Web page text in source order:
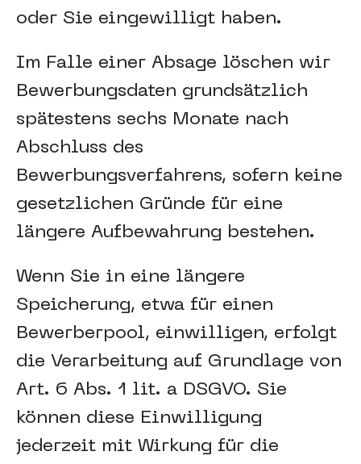
oder Sie eingewilligt haben.
Im Falle einer Absage löschen wir
Bewerbungsdaten grundsätzlich
spätestens sechs Monate nach
Abschluss des
Bewerbungsverfahrens, sofern keine
gesetzlichen Gründe für eine
längere Aufbewahrung bestehen.
Wenn Sie in eine längere
Speicherung, etwa für einen
Bewerberpool, einwilligen, erfolgt
die Verarbeitung auf Grundlage von
Art. 6 Abs. 1 lit. a DSGVO. Sie
können diese Einwilligung
jederzeit mit Wirkung für die